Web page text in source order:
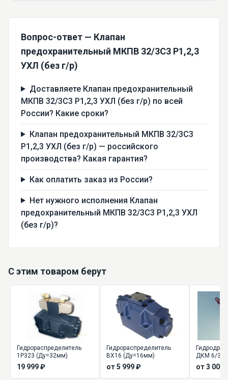
Вопрос-ответ — Клапан
предохранительный МКПВ 32/3С3 Р1,2,3
УХЛ (без г/р)
Доставляете Клапан предохранительный
МКПВ 32/3С3 Р1,2,3 УХЛ (без г/р) по всей
России? Какие сроки?
Клапан предохранительный МКПВ 32/3С3
Р1,2,3 УХЛ (без г/р) — российского
производства? Какая гарантия?
Как оплатить заказ из России?
Нет нужного исполнения Клапан
предохранительный МКПВ 32/3С3 Р1,2,3 УХЛ
(без г/р)?
С этим товаром берут
Гидрораспределитель
1Р323 (Ду=32мм)
19 999 ₽
Гидрораспределитель
ВХ16 (Ду=16мм)
от 5 999 ₽
ДКМ 6/3,
от 3 000